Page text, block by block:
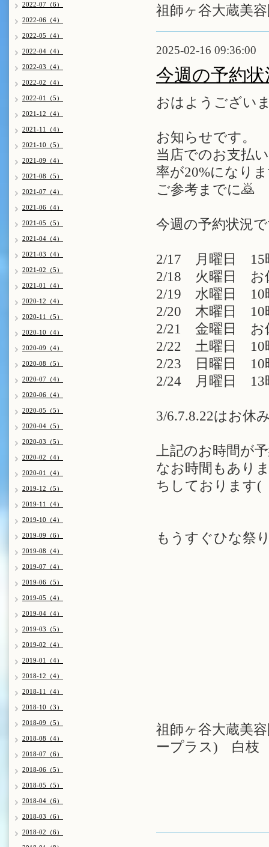
祖師ヶ谷大蔵美
2025-02-16 09:36:00
今週の予約
おはようござい
お知らせです。
当店でのお支払
率が20%になり
ご参考までに🙇
今週の予約状況
2/17 月曜日 15
2/18 火曜日 お
2/19 水曜日 10
2/20 木曜日 10
2/21 金曜日 お
2/22 土曜日 10
2/23 日曜日 10
2/24 月曜日 13
3/6.7.8.22はお休
上記のお時間が
なお時間もあり
ちしております(
もうすぐひな祭
祖師ヶ谷大蔵美
ープラス) 白枝
2022-07（6）
2022-06（4）
2022-05（4）
2022-04（4）
2022-03（4）
2022-02（4）
2022-01（5）
2021-12（4）
2021-11（4）
2021-10（5）
2021-09（4）
2021-08（5）
2021-07（4）
2021-06（4）
2021-05（5）
2021-04（4）
2021-03（4）
2021-02（5）
2021-01（4）
2020-12（4）
2020-11（5）
2020-10（4）
2020-09（4）
2020-08（5）
2020-07（4）
2020-06（4）
2020-05（5）
2020-04（5）
2020-03（5）
2020-02（4）
2020-01（4）
2019-12（5）
2019-11（4）
2019-10（4）
2019-09（6）
2019-08（4）
2019-07（4）
2019-06（5）
2019-05（4）
2019-04（4）
2019-03（5）
2019-02（4）
2019-01（4）
2018-12（4）
2018-11（4）
2018-10（3）
2018-09（5）
2018-08（4）
2018-07（6）
2018-06（5）
2018-05（5）
2018-04（6）
2018-03（6）
2018-02（6）